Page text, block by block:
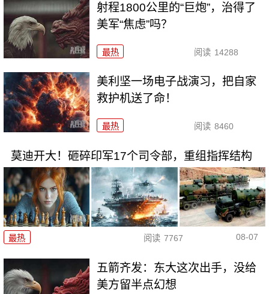
射程1800公里的“巨炮”，治得了
美军“焦虑”吗？
最热 阅读 14288
美利坚一场电子战演习，把自家
救护机送了命！
最热 阅读 8460
莫迪开大！砸碎印军17个司令部，重组指挥结构
最热 阅读 7767 08-07
五箭齐发：东大这次出手，没给
美方留半点幻想